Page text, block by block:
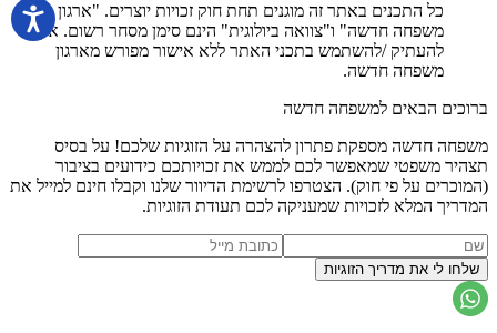
כל התכנים באתר זה מוגנים תחת חוק זכויות יוצרים. "ארגון
משפחה חדשה" ו"צוואה ביולוגית" הינם סימן מסחר רשום. אין
להעתיק /להשתמש בתכני האתר ללא אישור מפורש מארגון
משפחה חדשה.
ברוכים הבאים למשפחה חדשה
משפחה חדשה מספקת פתרון להצהרה על הזוגיות שלכם! על בסיס
תצהיר משפטי שמאפשר לכם לממש את זכויותכם כידועים בציבור
(המוכרים על פי חוק). הצטרפו לרשימת הדיוור שלנו וקבלו חינם למייל את
המדריך המלא לזכויות שמעניקה לכם תעודת הזוגיות.